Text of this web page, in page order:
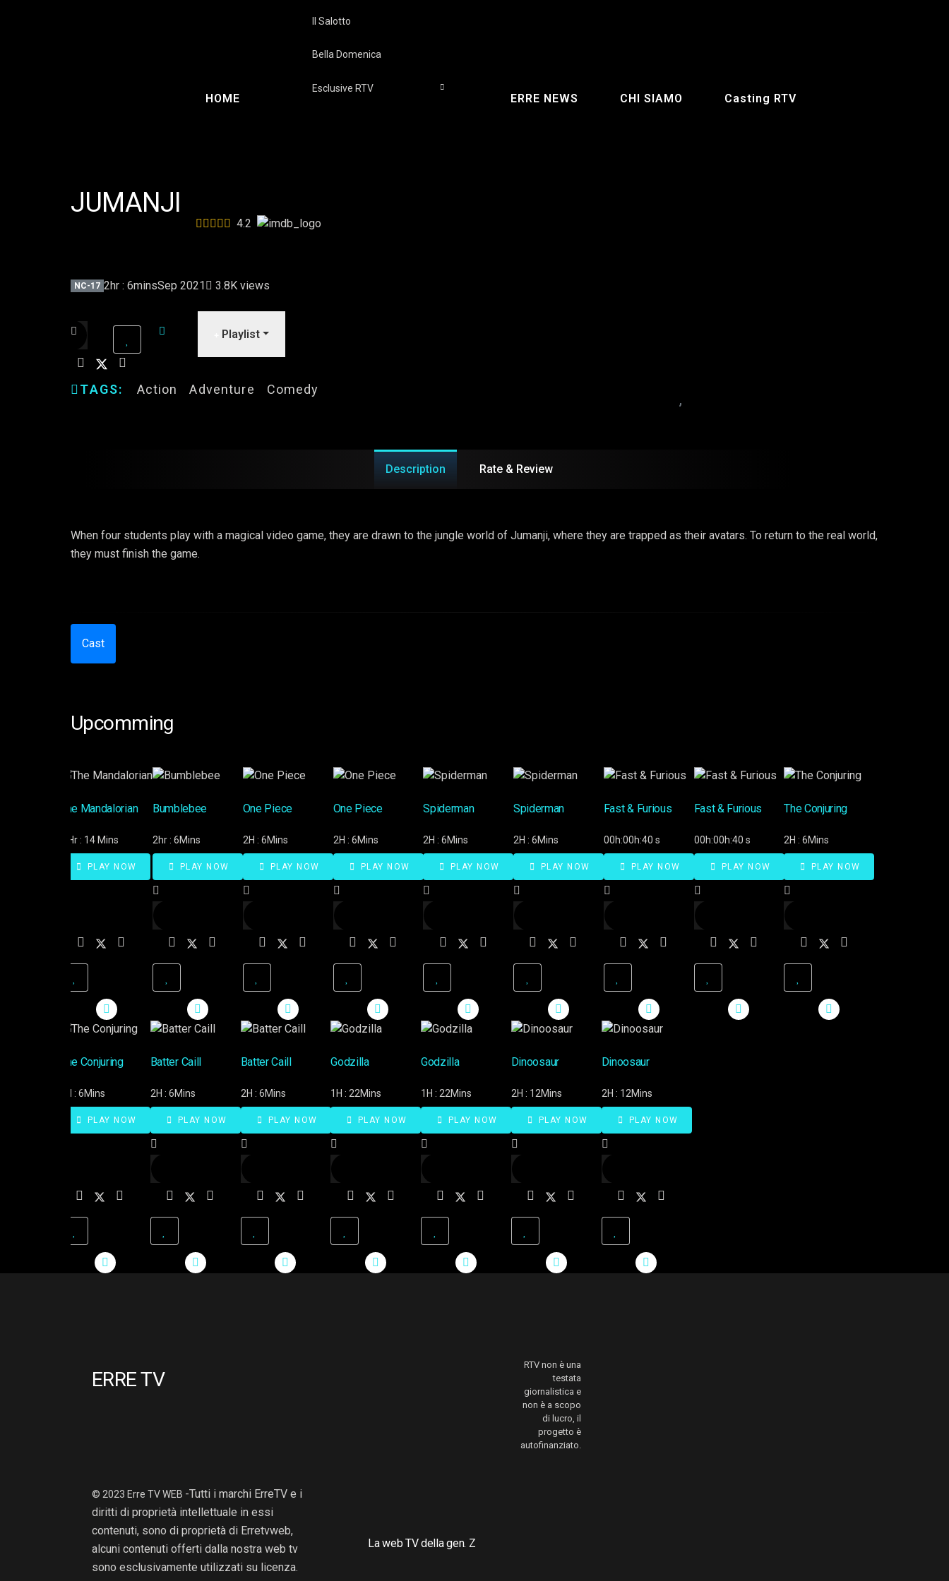
HOME
Il Salotto
Bella Domenica
Esclusive RTV
ERRE NEWS CHI SIAMO Casting RTV
JUMANJI
4.2
NC-17 2hr : 6minsSep 2021 3.8K views
Playlist
TAGS: Action Adventure Comedy
Description Rate & Review
When four students play with a magical video game, they are drawn to the jungle world of Jumanji, where they are trapped as their avatars. To return to the real world,
they must finish the game.
Cast
Upcomming
The Mandalorian
2 Hr : 14 Mins
PLAY NOW
Bumblebee
2hr : 6Mins
PLAY NOW
One Piece
2H : 6Mins
PLAY NOW
One Piece
2H : 6Mins
PLAY NOW
Spiderman
2H : 6Mins
PLAY NOW
Spiderman
2H : 6Mins
PLAY NOW
Fast & Furious
00h:00h:40 s
PLAY NOW
Fast & Furious
00h:00h:40 s
PLAY NOW
The Conjuring
2H : 6Mins
PLAY NOW
The Conjuring
2H : 6Mins
PLAY NOW
Batter Caill
2H : 6Mins
PLAY NOW
Batter Caill
2H : 6Mins
PLAY NOW
Godzilla
1H : 22Mins
PLAY NOW
Godzilla
1H : 22Mins
PLAY NOW
Dinoosaur
2H : 12Mins
PLAY NOW
Dinoosaur
2H : 12Mins
PLAY NOW
ERRE TV
© 2023 Erre TV WEB -Tutti i marchi ErreTV e i
diritti di proprietà intellettuale in essi
contenuti, sono di proprietà di Erretvweb,
alcuni contenuti offerti dalla nostra web tv
sono esclusivamente utilizzati su licenza.
RTV non è una
testata
giornalistica e
non è a scopo
di lucro, il
progetto è
autofinanziato.
La web TV della gen. Z